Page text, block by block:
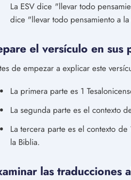
La ESV dice "llevar todo
dice "llevar todo pensamiento a
el versículo en sus
de empezar a explicar este
La primera parte es 1
La segunda parte es el contexto
La tercera parte es el contexto
la Biblia.
las traducciones